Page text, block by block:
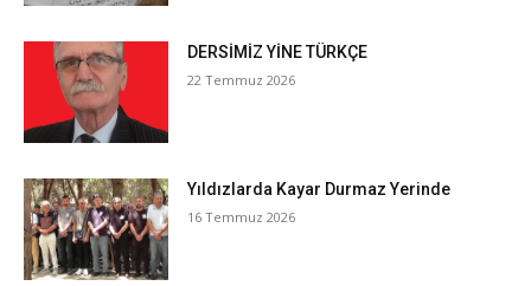
DERSİMİZ YİNE TÜRKÇE
22 Temmuz 2026
Yıldızlarda Kayar Durmaz Yerinde
16 Temmuz 2026